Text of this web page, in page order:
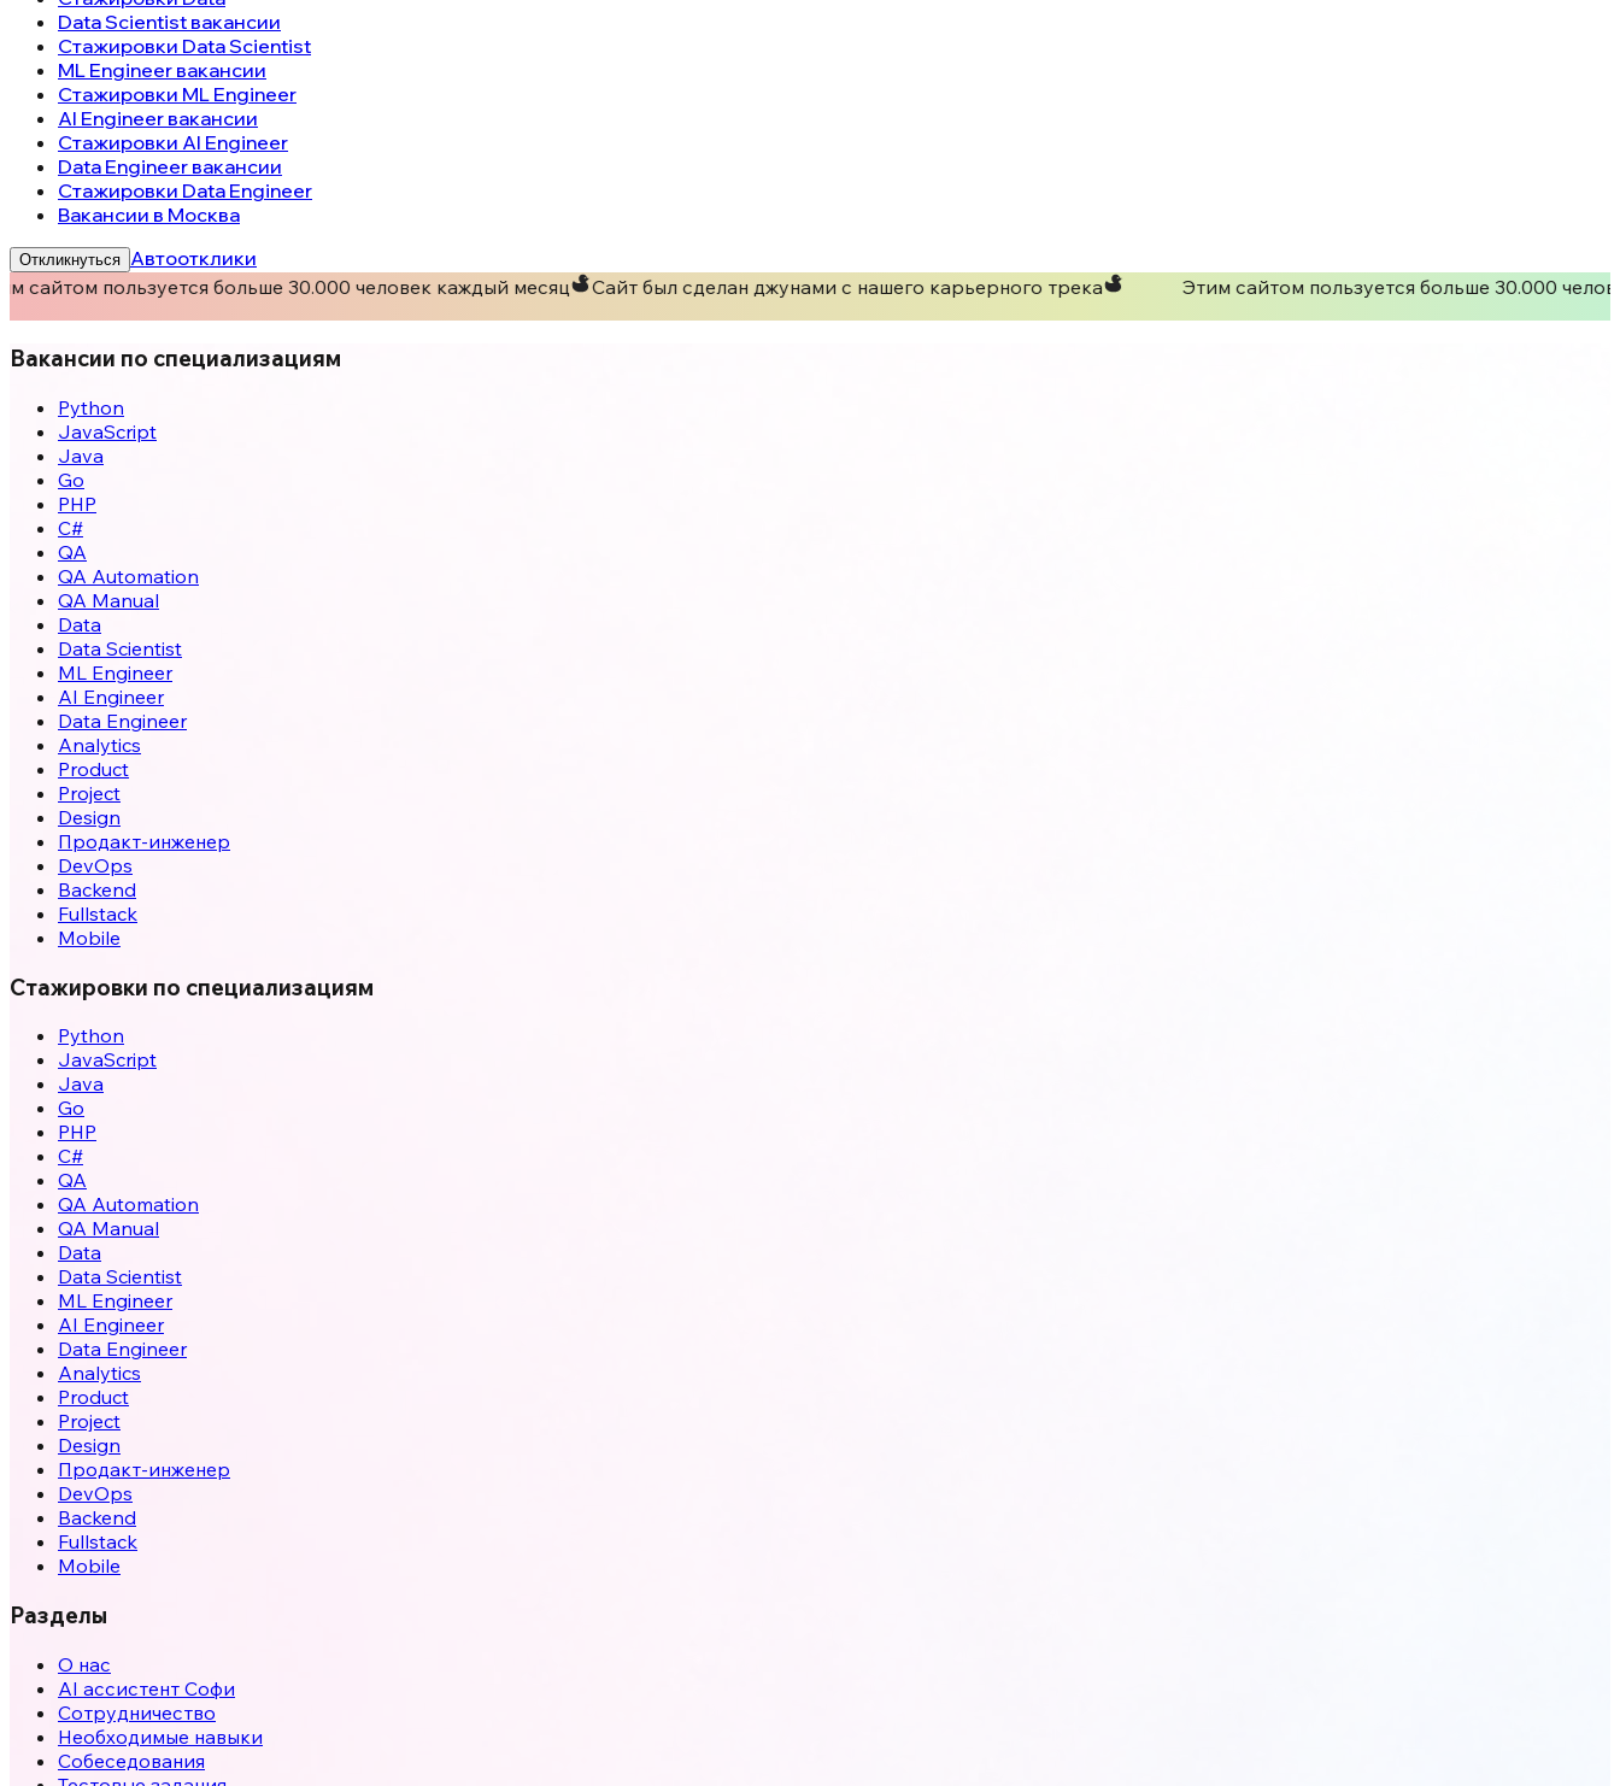
Data Scientist вакансии
Стажировки Data Scientist
ML Engineer вакансии
Стажировки ML Engineer
AI Engineer вакансии
Стажировки AI Engineer
Data Engineer вакансии
Стажировки Data Engineer
Вакансии в Москва
Откликнуться Автоотклики
сайтом пользуется больше 30.000 человек каждый месяц
Сайт был сделан джунами с нашего карьерного трека Этим сайтом пользуется больше 30.000
Вакансии по специализациям
Python
JavaScript
Java
Go
PHP
C#
QA
QA Automation
QA Manual
Data
Data Scientist
ML Engineer
AI Engineer
Data Engineer
Analytics
Product
Project
Design
Продакт-инженер
DevOps
Backend
Fullstack
Mobile
Стажировки по специализациям
Python
JavaScript
Java
Go
PHP
C#
QA
QA Automation
QA Manual
Data
Data Scientist
ML Engineer
AI Engineer
Data Engineer
Analytics
Product
Project
Design
Продакт-инженер
DevOps
Backend
Fullstack
Mobile
Разделы
О нас
AI ассистент Софи
Сотрудничество
Необходимые навыки
Собеседования